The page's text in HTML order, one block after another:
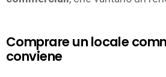
Comprare un locale
conviene